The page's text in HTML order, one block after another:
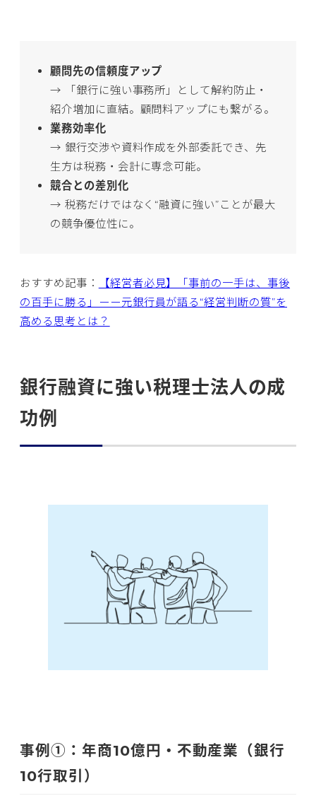
顧問先の信頼度アップ
→ 「銀行に強い事務所」として解約防止・
紹介増加に直結。顧問料アップにも繋がる。
業務効率化
→ 銀行交渉や資料作成を外部委託でき、先
生方は税務・会計に専念可能。
競合との差別化
→ 税務だけではなく“融資に強い”ことが最大
の競争優位性に。
おすすめ記事：
【経営者必見】「事前の一手は、事後
の百手に勝る」ーー元銀行員が語る“経営判断の質”を
高める思考とは？
銀行融資に強い税理士法人の成
功例
事例①：年商10億円・不動産業（銀行
10行取引）